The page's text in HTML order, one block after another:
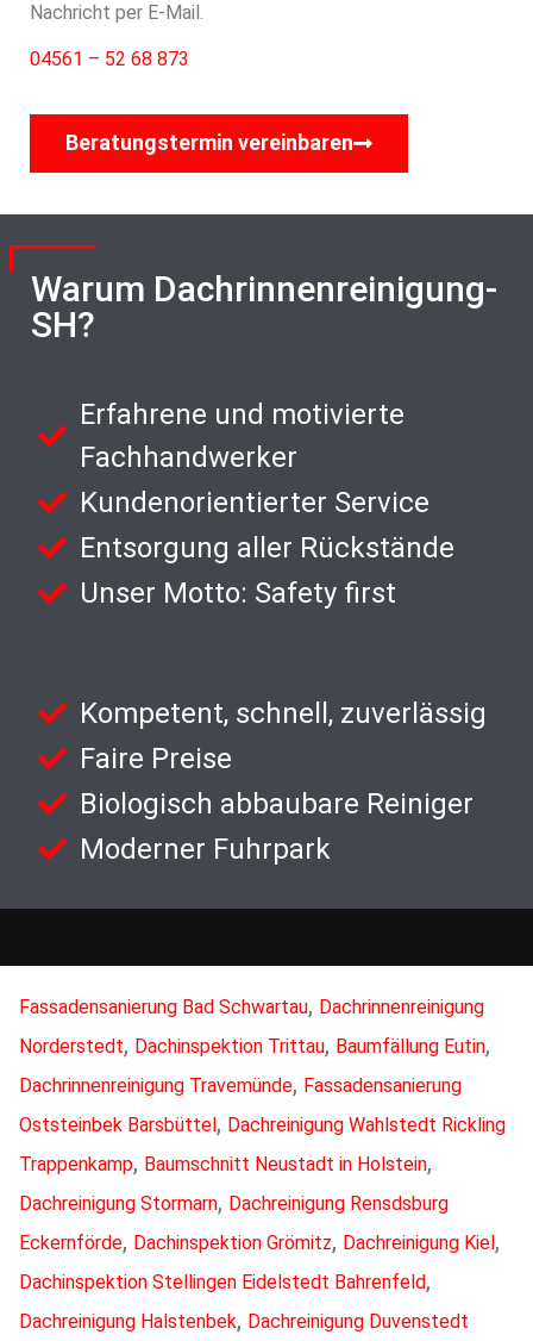
Nachricht per E-Mail.
04561 – 52 68 873
Beratungstermin vereinbaren
Warum Dachrinnenreinigung-
SH?
Erfahrene und motivierte
Fachhandwerker
Kundenorientierter Service
Entsorgung aller Rückstände
Unser Motto: Safety first
Kompetent, schnell, zuverlässig
Faire Preise
Biologisch abbaubare Reiniger
Moderner Fuhrpark
Fassadensanierung Bad Schwartau, Dachrinnenreinigung
Norderstedt, Dachinspektion Trittau, Baumfällung Eutin,
Dachrinnenreinigung Travemünde, Fassadensanierung
Oststeinbek Barsbüttel, Dachreinigung Wahlstedt Rickling
Trappenkamp, Baumschnitt Neustadt in Holstein,
Dachreinigung Stormarn, Dachreinigung Rensdsburg
Eckernförde, Dachinspektion Grömitz, Dachreinigung Kiel,
Dachinspektion Stellingen Eidelstedt Bahrenfeld,
Dachreinigung Halstenbek, Dachreinigung Duvenstedt